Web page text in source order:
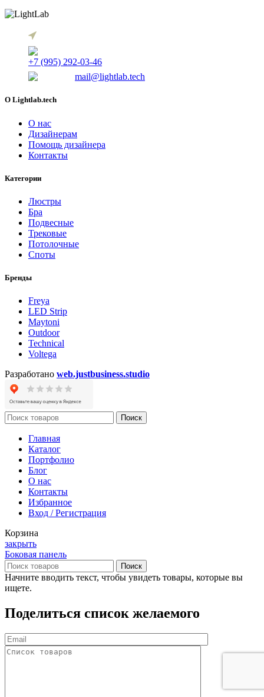
+7 (995) 292-03-46
mail@lightlab.tech
O Lightlab.tech
О нас
Дизайнерам
Помощь дизайнера
Контакты
Категории
Люстры
Бра
Подвесные
Трековые
Потолочные
Споты
Бренды
Freya
LED Strip
Maytoni
Outdoor
Technical
Voltega
Разработано web.justbusiness.studio
Поиск
Главная
Каталог
Портфолио
Блог
О нас
Контакты
Избранное
Вход / Регистрация
Корзина
закрыть
Боковая панель
Поиск
Начните вводить текст, чтобы увидеть товары, которые вы
ищете.
Поделиться список желаемого